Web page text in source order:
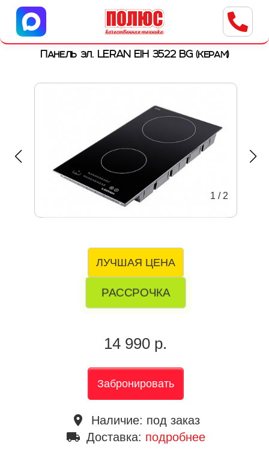
Центр бытовой техники
г. Ульяновск, ул. Пушкарева, 8a
Панель эл. LERAN EIH 3522 BG (керам)
1 / 2
ЛУЧШАЯ ЦЕНА
РАССРОЧКА
14 990 р.
Забронировать
place Наличие: под заказ
local_shipping Доставка: подробнее